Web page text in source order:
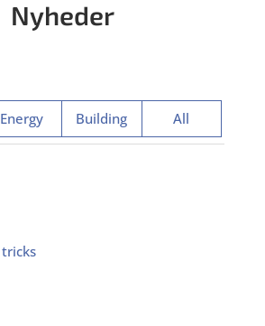
Nyheder
Energy Building All